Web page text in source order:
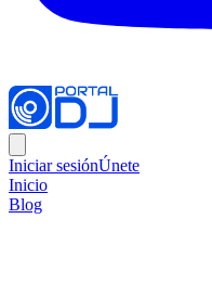
Iniciar sesiónÚnete
Inicio
Blog